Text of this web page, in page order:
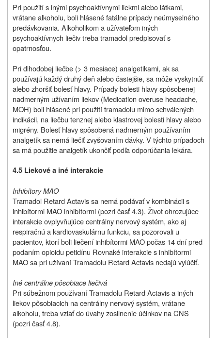
Pri použití s inými psychoaktívnymi liekmi alebo látkami,
vrátane alkoholu, boli hlásené fatálne prípady neúmyselného
predávkovania. Alkoholikom a užívateľom iných
psychoaktívnych liečiv treba tramadol predpisovať s
opatrnosťou.
Pri dlhodobej liečbe (> 3 mesiace) analgetikami, ak sa
používajú každý druhý deň alebo častejšie, sa môže vyskytnúť
alebo zhoršiť bolesť hlavy. Prípady bolesti hlavy spôsobenej
nadmerným užívaním liekov (Medication overuse headache,
MOH) boli hlásené pri použití tramadolu mimo schválených
indikácii, na liečbu tenznej alebo klastrovej bolesti hlavy alebo
migrény. Bolesť hlavy spôsobená nadmerným používaním
analgetík sa nemá liečiť zvyšovaním dávky. V týchto prípadoch
sa má použitie analgetík ukončiť podľa odporúčania lekára.
4.5 Liekové a iné interakcie
Inhibítory MAO
Tramadol Retard Actavis sa nemá podávať v kombinácii s
inhibítormi MAO inhibítormi (pozri časť 4.3). Život ohrozujúce
interakcie ovplyvňujúce centrálny nervový systém, ako aj
respiračnú a kardiovaskulárnu funkciu, sa pozorovali u
pacientov, ktorí boli liečení inhibítormi MAO počas 14 dní pred
podaním opioidu petidínu Rovnaké interakcie s inhibítormi
MAO sa pri užívaní Tramadolu Retard Actavis nedajú vylúčiť.
Iné centrálne pôsobiace liečivá
Pri súbežnom používaní Tramadolu Retard Actavis a iných
liekov pôsobiacich na centrálny nervový systém, vrátane
alkoholu, treba vziať do úvahy zosilnenie účinkov na CNS
(pozri časť 4.8).